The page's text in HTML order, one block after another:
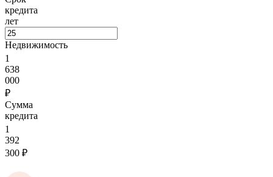
кредита
лет
Недвижимость
1
638
000
₽
Сумма
кредита
1
392
300 ₽